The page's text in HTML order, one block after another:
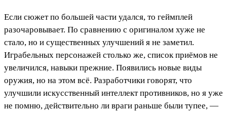
Если сюжет по большей части удался, то геймплей
разочаровывает. По сравнению с оригиналом хуже не
стало, но и существенных улучшений я не заметил.
Играбельных персонажей столько же, список приёмов не
увеличился, навыки прежние. Появились новые виды
оружия, но на этом всё. Разработчики говорят, что
улучшили искусственный интеллект противников, но я уже
не помню, действительно ли враги раньше были тупее, —